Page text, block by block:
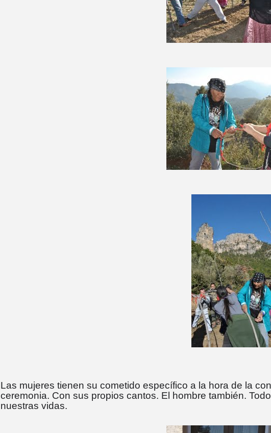
Las mujeres tienen su cometido específico a la hora de la
ceremonia. Con sus propios cantos. El hombre también.
nuestras vidas.